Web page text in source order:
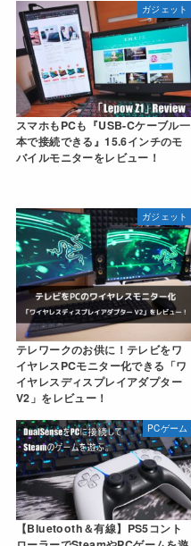
ガジェット
スマホもPCも『USB-Cケーブル一
本で接続できる』15.6インチのモ
バイルモニターをレビュー！
ガジェット
テレワークのお供に！テレビをワ
イヤレスPCモニター化できる「ワ
イヤレスディスプレイアダプター
V2」をレビュー！
PCゲーム
【Bluetooth＆有線】PS5コント